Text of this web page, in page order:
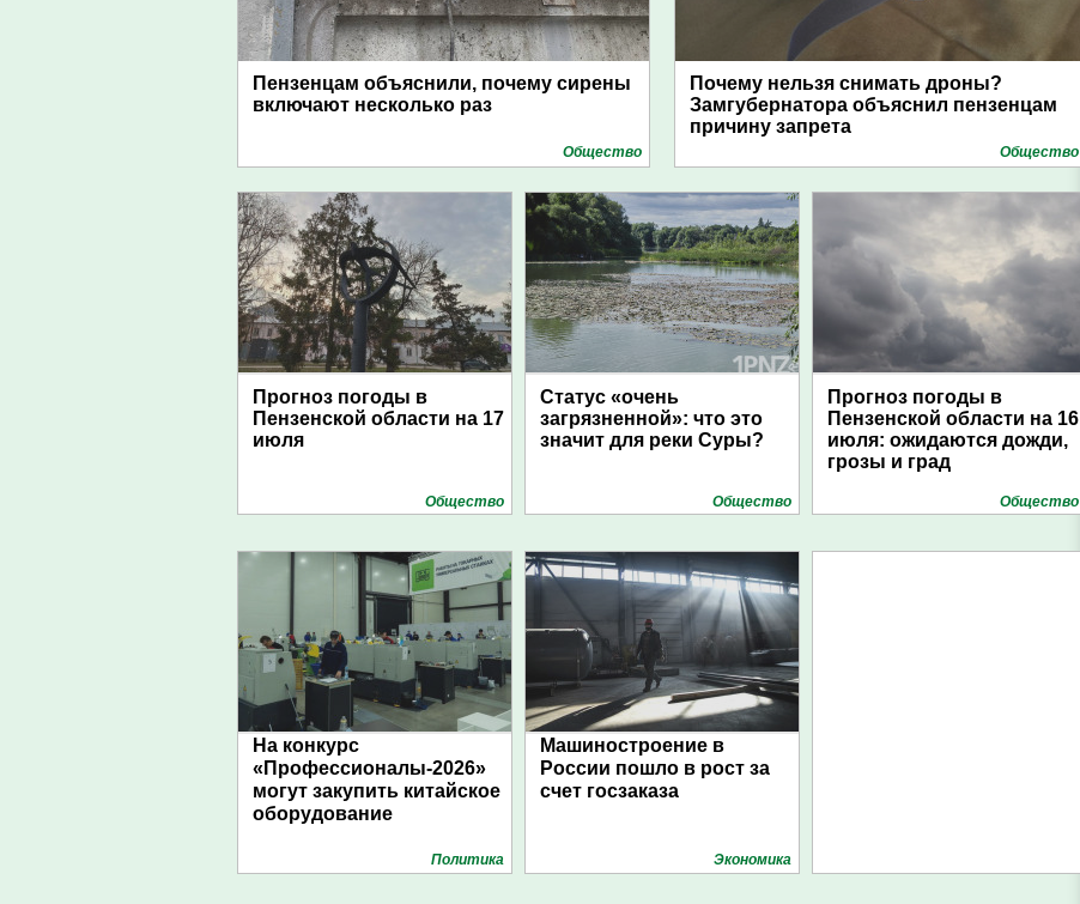
Пензенцам объяснили, почему сирены
включают несколько раз
Общество
Почему нельзя снимать дроны?
Замгубернатора объяснил пензенцам
причину запрета
Общество
Прогноз погоды в
Пензенской области на 17
июля
Общество
Статус «очень
загрязненной»: что это
значит для реки Суры?
Общество
Прогноз погоды в
Пензенской области на 16
июля: ожидаются дожди,
грозы и град
Общество
На конкурс
«Профессионалы-2026»
могут закупить китайское
оборудование
Политика
Машиностроение в
России пошло в рост за
счет госзаказа
Экономика